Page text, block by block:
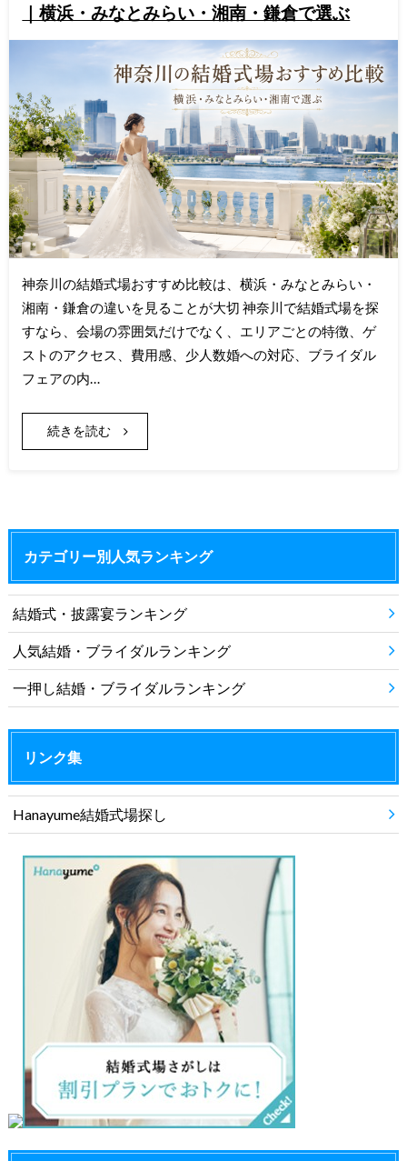
｜横浜・みなとみらい・湘南・鎌倉で選ぶ
神奈川の結婚式場おすすめ比較は、横浜・みなとみらい・
湘南・鎌倉の違いを見ることが大切 神奈川で結婚式場を探
すなら、会場の雰囲気だけでなく、エリアごとの特徴、ゲ
ストのアクセス、費用感、少人数婚への対応、ブライダル
フェアの内…
続きを読む
カテゴリー別人気ランキング
結婚式・披露宴ランキング
人気結婚・ブライダルランキング
一押し結婚・ブライダルランキング
リンク集
Hanayume結婚式場探し